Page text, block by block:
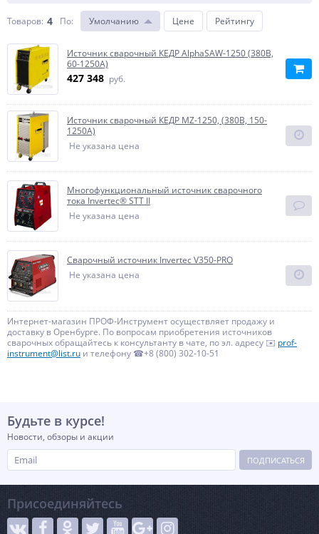
Товаров: 4 По: Умолчанию Цене Рейтингу
Источник сварочный КЕДР AlphaSAW-1250 (380В,
60-1250А)
427 348 руб.
Источник сварочный КЕДР MZ-1250, (380В, 150-
1250А)
Не указана цена
Многофункциональный источник сварочного
тока Invertec® STT II
Не указана цена
Сварочный источник Invertec V350-PRO
Не указана цена
Интернет-магазин ПРОФ-Инструмент осуществляет продажу и
доставку в Оренбурге. По вопросам приобретения источников
сварочных обращайтесь к консультанту в чате, по эл. адресу ✉️ prof-
instrument@list.ru и телефону ☎+8 (800) 302-10-51
Будьте в курсе!
Новости, обзоры и акции
ПОДПИСАТЬСЯ
Присоединяйтесь